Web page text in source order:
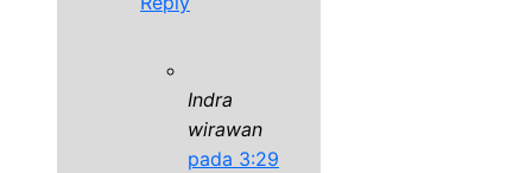
Indra
wirawan
pada 3:29